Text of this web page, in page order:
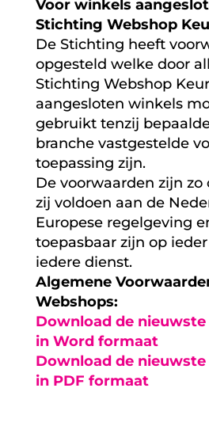
Voor winkels
Stichting Webshop
De Stichting heeft
opgesteld welke door
Stichting Webshop
aangesloten winkels
gebruikt tenzij
branche vastgestelde
toepassing zijn.
De voorwaarden zijn
zij voldoen aan de
Europese regelgeving
toepasbaar zijn op
iedere dienst.
Algemene
Webshops:
Download de
in Word formaat
Download de
in PDF formaat